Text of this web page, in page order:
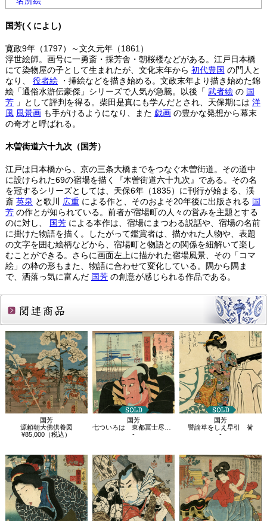
国芳(くによし)
寛政9年（1797）～文久元年（1861）
浮世絵師。画号に一勇斎・採芳舎・朝桜楼などがある。江戸日本橋
にて染物屋の子として生まれたが、文化末年から 初代豊国 の門人と
なり、 役者絵・挿絵などを描き始める。文政末年より描き始めた錦
絵「通俗水滸伝豪傑」シリーズで人気が急騰。以後「 武者絵の 国
芳」として評判を得る。柴田是真にも学んだとされ、天保期には 洋
風 風景画も手がけるようになり、また 戯画の豊かな発想から幕末
の奇才と呼ばれる。
木曽街道六十九次（国芳）
江戸は日本橋から、京の三条大橋までをつなぐ木曽街道。その道中
に設けられた69の宿場を描く『木曽街道六十九次』である。その名
を冠するシリーズとしては、天保6年（1835）に刊行が始まる、渓
斎 英泉 と歌川 広重による作と、そのおよそ20年後に出版される 国
芳の作とが知られている。前者が宿場町の人々の営みを主題とする
のに対し、 国芳による本作は、宿場にまつわる説話や、宿場の名前
に掛けた物語を描く。したがって鑑賞者は、描かれた人物や、表題
の文字を囲む絵柄などから、宿場町と物語との関係を紐解いて楽し
むことができる。さらに画面左上に描かれた宿場風景、その「コマ
絵」の枠の形もまた、物語に合わせて変化している。隅から隅ま
で、洒落っ気に富んだ 国芳の創意が感じられる作品である。
関連商品
国芳
源頼朝大佛供養図
¥85,000（税込）
国芳
七ついろは 東都冨士尽 よ 与かん平
-
国芳
譬諭草をしえ早引 荷
-